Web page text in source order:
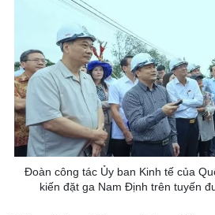
Đoàn công tác Ủy ban Kinh tế của
kiến đặt ga Nam Định trên tuyến